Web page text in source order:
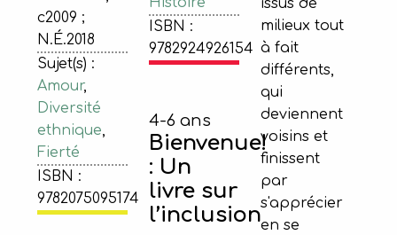
c2009 ;
N.É.2018
Sujet(s) :
Amour,
Diversité
ethnique,
Fierté
ISBN :
9782075095174
ISBN :
9782924926154
issus de
milieux tout
à fait
différents,
qui
deviennent
voisins et
finissent
par
s'apprécier
en se
4-6 ans
Bienvenue!
: Un
livre sur
l’inclusion